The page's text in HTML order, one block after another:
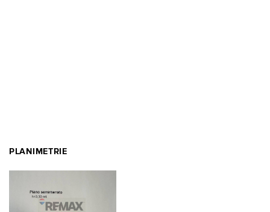
PLANIMETRIE